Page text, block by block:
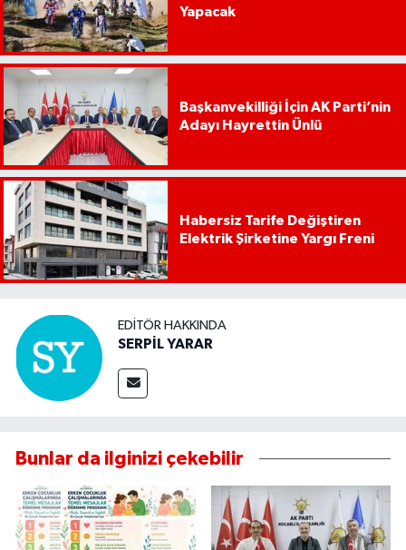
Yapacak
Başkanvekilliği İçin AK Parti’nin
Adayı Hayrettin Ünlü
Habersiz Tarife Değiştiren
Elektrik Şirketine Yargı Freni
EDITÖR HAKKINDA
SERPİL YARAR
Bunlar da ilginizi çekebilir